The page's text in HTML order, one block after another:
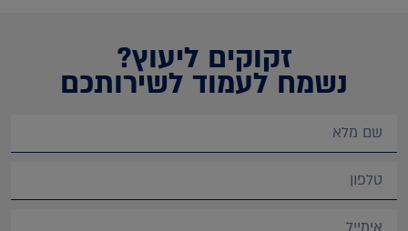
זקוקים ליעוץ?
נשמח לעמוד לשירותכם